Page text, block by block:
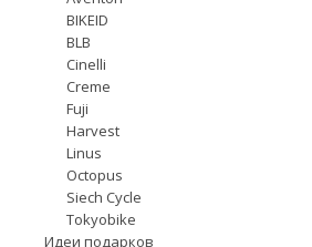
BIKEID
BLB
Cinelli
Creme
Fuji
Harvest
Linus
Octopus
Siech Cycle
Tokyobike
Идеи подарков